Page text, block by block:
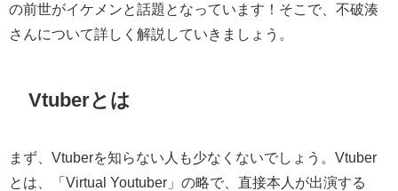
の前世がイケメンと話題となっています！そこで、不破湊
さんについて詳しく解説していきましょう。
Vtuberとは
まず、Vtuberを知らない人も少なくないでしょう。Vtuber
とは、「Virtual Youtuber」の略で、直接本人が出演する